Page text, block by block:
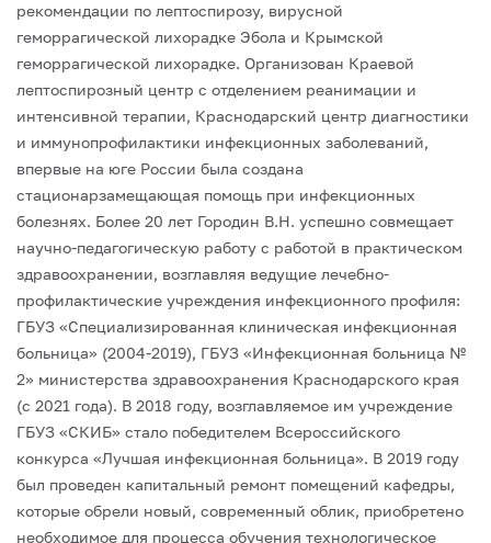
рекомендации по лептоспирозу, вирусной
геморрагической лихорадке Эбола и Крымской
геморрагической лихорадке. Организован Краевой
лептоспирозный центр с отделением реанимации и
интенсивной терапии, Краснодарский центр диагностики
и иммунопрофилактики инфекционных заболеваний,
впервые на юге России была создана
стационарзамещающая помощь при инфекционных
болезнях. Более 20 лет Городин В.Н. успешно совмещает
научно-педагогическую работу с работой в практическом
здравоохранении, возглавляя ведущие лечебно-
профилактические учреждения инфекционного профиля:
ГБУЗ «Специализированная клиническая инфекционная
больница» (2004-2019), ГБУЗ «Инфекционная больница №
2» министерства здравоохранения Краснодарского края
(с 2021 года). В 2018 году, возглавляемое им учреждение
ГБУЗ «СКИБ» стало победителем Всероссийского
конкурса «Лучшая инфекционная больница». В 2019 году
был проведен капитальный ремонт помещений кафедры,
которые обрели новый, современный облик, приобретено
необходимое для процесса обучения технологическое